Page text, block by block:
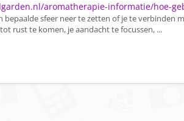
aromatherapie-informatie/hoe-
bepaalde sfeer neer te zetten of je te verbinden
rust te komen, je aandacht te focussen, ...